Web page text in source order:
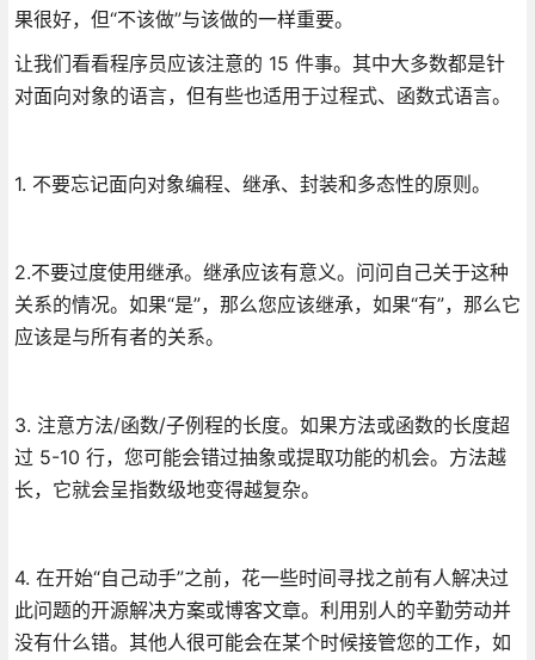
果很好，但“不该做”与该做的一样重要。
让我们看看程序员应该注意的 15 件事。其中大多数都是针
对面向对象的语言，但有些也适用于过程式、函数式语言。
1. 不要忘记面向对象编程、继承、封装和多态性的原则。
2.不要过度使用继承。继承应该有意义。问问自己关于这种
关系的情况。如果“是”，那么您应该继承，如果“有”，那么它
应该是与所有者的关系。
3. 注意方法/函数/子例程的长度。如果方法或函数的长度超
过 5-10 行，您可能会错过抽象或提取功能的机会。方法越
长，它就会呈指数级地变得越复杂。
4. 在开始“自己动手”之前，花一些时间寻找之前有人解决过
此问题的开源解决方案或博客文章。利用别人的辛勤劳动并
没有什么错。其他人很可能会在某个时候接管您的工作，如